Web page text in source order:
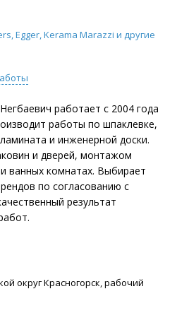
Egger, Kerama Marazzi и другие
работает с 2004 года
работы по шпаклевке,
и инженерной доски.
и дверей, монтажом
ванных комнатах. Выбирает
по согласованию с
результат
округ Красногорск, рабочий